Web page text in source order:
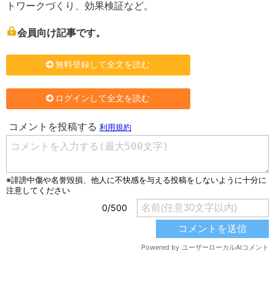
トワークづくり、効果検証など。
会員向け記事です。
無料登録して全文を読む
ログインして全文を読む